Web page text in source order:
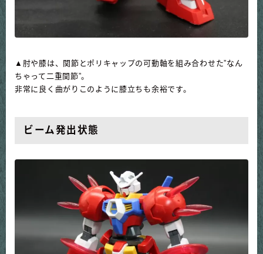
▲肘や膝は、関節とポリキャップの可動軸を組み合わせた”なん
ちゃって二重関節”。
非常に良く曲がりこのように膝立ちも余裕です。
ビーム発出状態